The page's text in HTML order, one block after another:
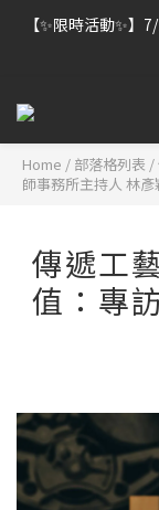
【雷雕訂單出貨
【✨限時活動✨
【雷雕訂單出貨
Home / 部落格列表 /
師事務所主持人 林彥
傳遞工
值：專